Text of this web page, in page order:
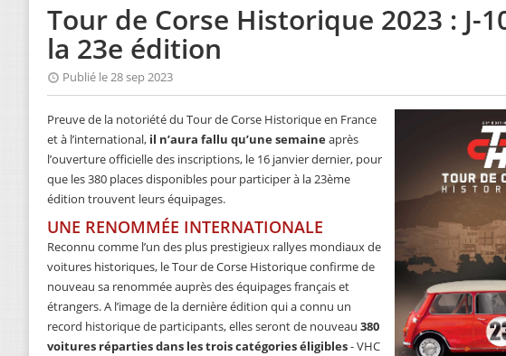
Tour de Corse Historique 2023 : J-
la 23e édition
Publié le 28 sep 2023
Preuve de la notoriété du Tour de Corse Historique en France
et à l’international, il n’aura fallu qu’une semaineaprès
l’ouverture officielle des inscriptions, le 16 janvier dernier, pour
que les 380 places disponibles pour participer à la 23ème
édition trouvent leurs équipages.
UNE RENOMMÉE INTERNATIONALE
Reconnu comme l’un des plus prestigieux rallyes mondiaux de
voitures historiques, le Tour de Corse Historique confirme de
nouveau sa renommée auprès des équipages français et
étrangers. A l’image de la dernière édition qui a connu un
record historique de participants, elles seront de nouveau 380
voitures réparties dans les trois catégories éligibles- VHC